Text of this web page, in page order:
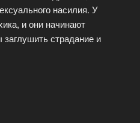
насилия. У
и они начинают
страдание и